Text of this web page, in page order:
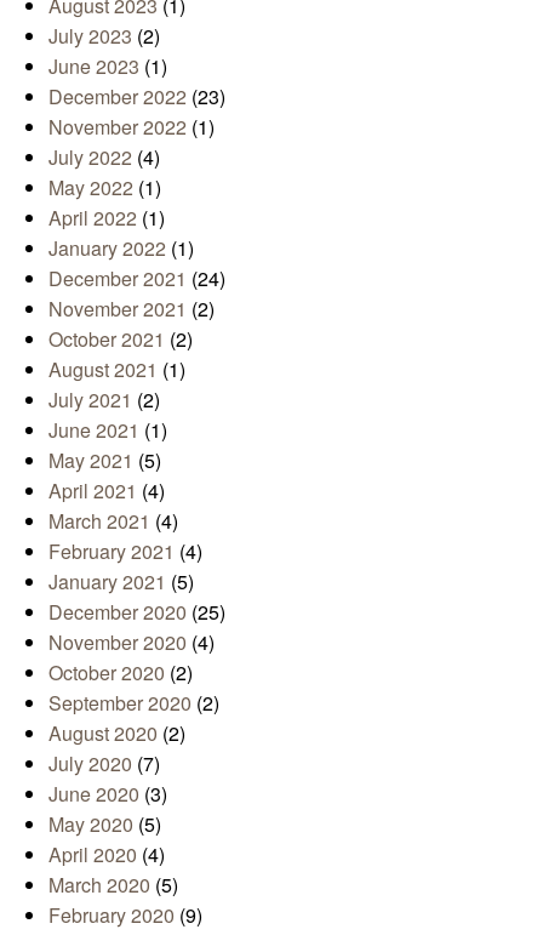
August 2023 (1)
July 2023 (2)
June 2023 (1)
December 2022 (23)
November 2022 (1)
July 2022 (4)
May 2022 (1)
April 2022 (1)
January 2022 (1)
December 2021 (24)
November 2021 (2)
October 2021 (2)
August 2021 (1)
July 2021 (2)
June 2021 (1)
May 2021 (5)
April 2021 (4)
March 2021 (4)
February 2021 (4)
January 2021 (5)
December 2020 (25)
November 2020 (4)
October 2020 (2)
September 2020 (2)
August 2020 (2)
July 2020 (7)
June 2020 (3)
May 2020 (5)
April 2020 (4)
March 2020 (5)
February 2020 (9)